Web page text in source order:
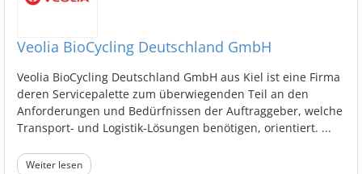
Veolia BioCycling Deutschland GmbH
Veolia BioCycling Deutschland GmbH aus Kiel ist eine Firma
deren Servicepalette zum überwiegenden Teil an den
Anforderungen und Bedürfnissen der Auftraggeber, welche
Transport- und Logistik-Lösungen benötigen, orientiert. ...
Weiter lesen